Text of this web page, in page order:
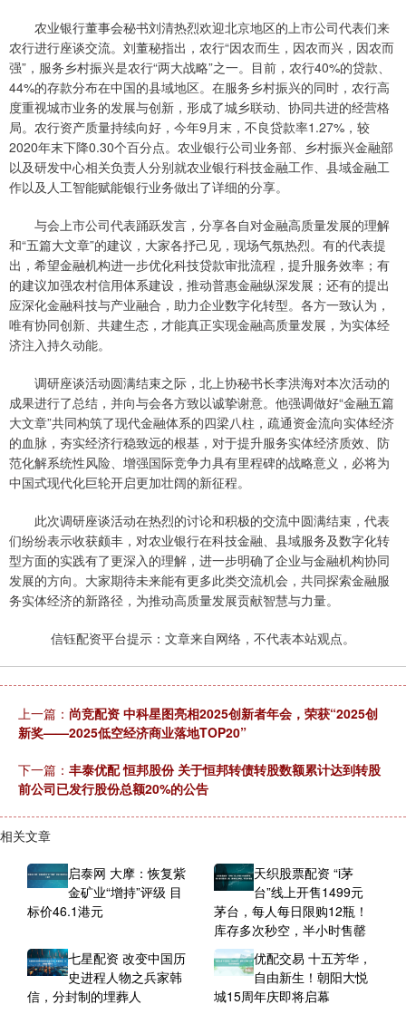
农业银行董事会秘书刘清热烈欢迎北京地区的上市公司代表们来
农行进行座谈交流。刘董秘指出，农行“因农而生，因农而兴，因农而
强”，服务乡村振兴是农行“两大战略”之一。目前，农行40%的贷款、
44%的存款分布在中国的县域地区。在服务乡村振兴的同时，农行高
度重视城市业务的发展与创新，形成了城乡联动、协同共进的经营格
局。农行资产质量持续向好，今年9月末，不良贷款率1.27%，较
2020年末下降0.30个百分点。农业银行公司业务部、乡村振兴金融部
以及研发中心相关负责人分别就农业银行科技金融工作、县域金融工
作以及人工智能赋能银行业务做出了详细的分享。
与会上市公司代表踊跃发言，分享各自对金融高质量发展的理解
和“五篇大文章”的建议，大家各抒己见，现场气氛热烈。有的代表提
出，希望金融机构进一步优化科技贷款审批流程，提升服务效率；有
的建议加强农村信用体系建设，推动普惠金融纵深发展；还有的提出
应深化金融科技与产业融合，助力企业数字化转型。各方一致认为，
唯有协同创新、共建生态，才能真正实现金融高质量发展，为实体经
济注入持久动能。
调研座谈活动圆满结束之际，北上协秘书长李洪海对本次活动的
成果进行了总结，并向与会各方致以诚挚谢意。他强调做好“金融五篇
大文章”共同构筑了现代金融体系的四梁八柱，疏通资金流向实体经济
的血脉，夯实经济行稳致远的根基，对于提升服务实体经济质效、防
范化解系统性风险、增强国际竞争力具有里程碑的战略意义，必将为
中国式现代化巨轮开启更加壮阔的新征程。
此次调研座谈活动在热烈的讨论和积极的交流中圆满结束，代表
们纷纷表示收获颇丰，对农业银行在科技金融、县域服务及数字化转
型方面的实践有了更深入的理解，进一步明确了企业与金融机构协同
发展的方向。大家期待未来能有更多此类交流机会，共同探索金融服
务实体经济的新路径，为推动高质量发展贡献智慧与力量。
信钰配资平台提示：文章来自网络，不代表本站观点。
上一篇： 尚竞配资 中科星图亮相2025创新者年会，荣获“2025创
新奖——2025低空经济商业落地TOP20”
下一篇： 丰泰优配 恒邦股份 关于恒邦转债转股数额累计达到转股
前公司已发行股份总额20%的公告
相关文章
启泰网 大摩：恢复紫
金矿业“增持”评级 目
标价46.1港元
天织股票配资 “i茅
台”线上开售1499元
茅台，每人每日限购12瓶！
库存多次秒空，半小时售罄
七星配资 改变中国历
史进程人物之兵家韩
信，分封制的埋葬人
优配交易 十五芳华，
自由新生！朝阳大悦
城15周年庆即将启幕